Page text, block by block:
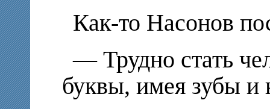
Как-то Насонов
— Трудно стать
буквы, имея зубы и